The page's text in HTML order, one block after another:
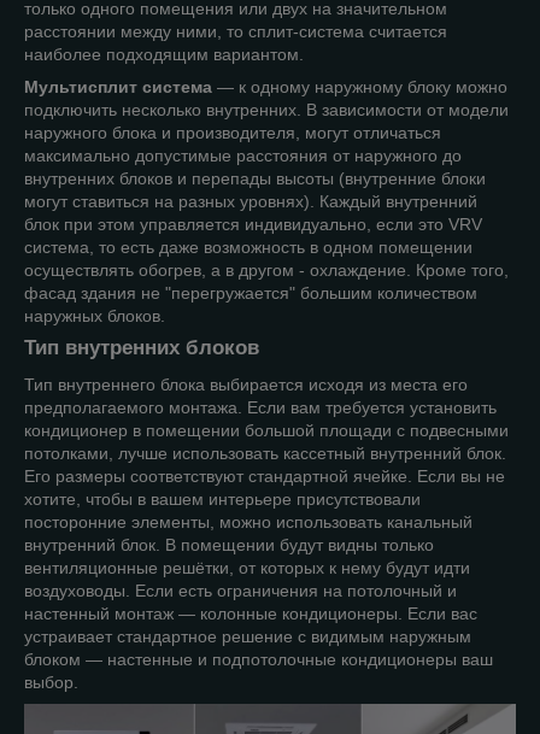
только одного помещения или двух на значительном
расстоянии между ними, то сплит-система считается
наиболее подходящим вариантом.
Мультисплит система — к одному наружному блоку можно
подключить несколько внутренних. В зависимости от модели
наружного блока и производителя, могут отличаться
максимально допустимые расстояния от наружного до
внутренних блоков и перепады высоты (внутренние блоки
могут ставиться на разных уровнях). Каждый внутренний
блок при этом управляется индивидуально, если это VRV
система, то есть даже возможность в одном помещении
осуществлять обогрев, а в другом - охлаждение. Кроме того,
фасад здания не "перегружается" большим количеством
наружных блоков.
Тип внутренних блоков
Тип внутреннего блока выбирается исходя из места его
предполагаемого монтажа. Если вам требуется установить
кондиционер в помещении большой площади с подвесными
потолками, лучше использовать кассетный внутренний блок.
Его размеры соответствуют стандартной ячейке. Если вы не
хотите, чтобы в вашем интерьере присутствовали
посторонние элементы, можно использовать канальный
внутренний блок. В помещении будут видны только
вентиляционные решётки, от которых к нему будут идти
воздуховоды. Если есть ограничения на потолочный и
настенный монтаж — колонные кондиционеры. Если вас
устраивает стандартное решение с видимым наружным
блоком — настенные и подпотолочные кондиционеры ваш
выбор.